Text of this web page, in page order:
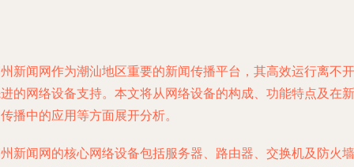
新闻网作为潮汕地区重要的新闻传播平台，其高效运行离不开
的网络设备支持。本文将从网络设备的构成、功能特点及在新
播中的应用等方面展开分析。
新闻网的核心网络设备包括服务器、路由器、交换机及防火墙